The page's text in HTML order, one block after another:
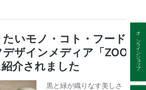
オンラインショップ